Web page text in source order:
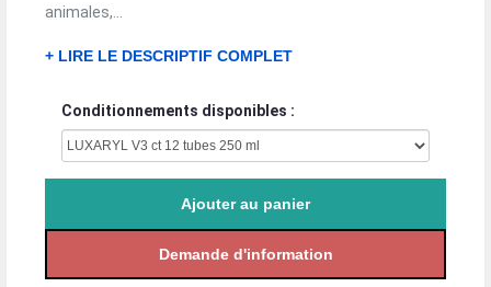
animales,...
+ LIRE LE DESCRIPTIF COMPLET
Conditionnements disponibles :